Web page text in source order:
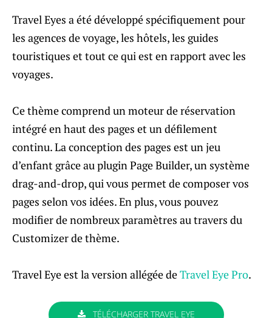
Travel Eyes a été développé spécifiquement pour
les agences de voyage, les hôtels, les guides
touristiques et tout ce qui est en rapport avec les
voyages.
Ce thème comprend un moteur de réservation
intégré en haut des pages et un défilement
continu. La conception des pages est un jeu
d’enfant grâce au plugin Page Builder, un système
drag-and-drop, qui vous permet de composer vos
pages selon vos idées. En plus, vous pouvez
modifier de nombreux paramètres au travers du
Customizer de thème.
Travel Eye est la version allégée deTravel Eye Pro.
TÉLÉCHARGER TRAVEL EYE